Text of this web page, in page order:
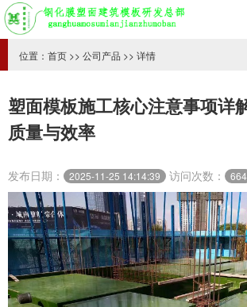
位置： 首页 >> 公司产品 >> 详情
塑面模板施工核心注意事项详
质量与效率
发布日期： 2025-11-25 14:14:39 访问次数： 664